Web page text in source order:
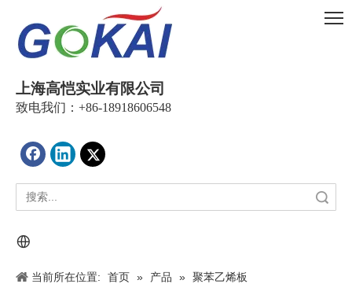
上海高恺实业有限公司
致电我们：+86-18918606548
当前所在位置: 首页 » 产品 » 聚苯乙烯板